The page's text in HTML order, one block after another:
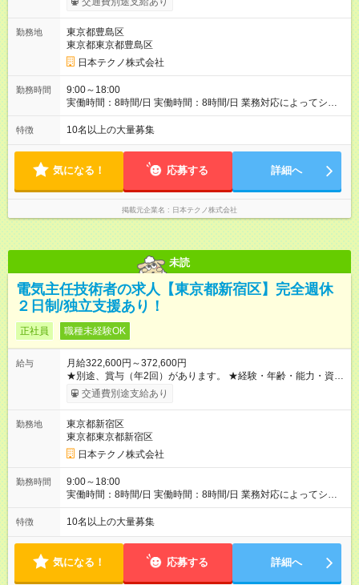
用形態、給与は本採用時と同じです。
勤務地
東京都豊島区
東京都東京都豊島区
日本テクノ株式会社
勤務時間
9:00～18:00
実働時間：8時間/日 実働時間：8時間/日 業務対応によってシフ
ト勤務もあります 勤務状況によっては土日祝日の作業出勤あ
り。 その場合、振替/代休の取得をして頂きます。
特徴 10名以上の大量募集
気になる！ 応募する 詳細へ
掲載元企業名 日本テクノ株式会社
未読
電気主任技術者の求人【東京都新宿区】完全週休
２日制/独立支援あり！
正社員 職種未経験OK
給与
月給322,600円～372,600円
★別途、賞与（年2回）があります。 ★経験・年齢・能力・資格
などを考慮して、加給優遇します。 ※3ヶ月間の試用期間があり
ます。期間中の雇用形態・給与・待遇に差異はありません。
給与は本採用時と同じです。
交通費別途支給あり
勤務地
東京都新宿区
東京都東京都新宿区
日本テクノ株式会社
勤務時間
9:00～18:00
実働時間：8時間/日 実働時間：8時間/日 業務対応によってシフ
ト勤務もあります
特徴 10名以上の大量募集
気になる！ 応募する 詳細へ